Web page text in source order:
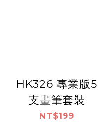
HK326 專業版5
支畫筆套裝
NT$199